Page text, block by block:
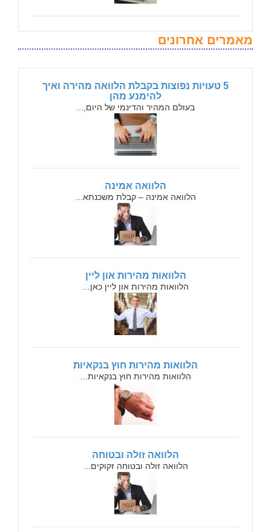
מאמרים אחרונים
5 טעויות נפוצות בקבלת הלוואה מהירה ואיך
להימנע מהן
בעולם המהיר והדינמי של היום,...
הלוואה אמינה
הלוואה אמינה – קבלת משכנתא...
הלוואות מהירות און ליין
הלוואות מהירות און ליין כאן...
הלוואות מהירות חוץ בנקאיות
הלוואות מהירות חוץ בנקאיות...
הלוואה זולה ובטוחה
הלוואה זולה ובטוחה זקוקים...